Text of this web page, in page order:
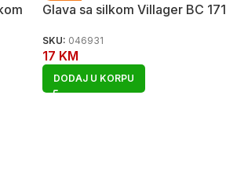
Glava sa silkom Villager BC 171
SKU: 046931
17 KM
DODAJ U KORPU